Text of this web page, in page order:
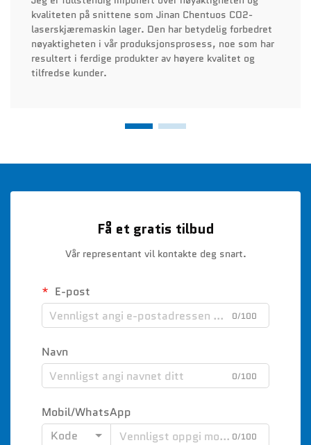
kvaliteten på snittene som Jinan Chentuos CO2-
laserskjæremaskin lager. Den har betydelig forbedret
nøyaktigheten i vår produksjonsprosess, noe som har
resultert i ferdige produkter av høyere kvalitet og
tilfredse kunder.
Få et gratis tilbud
Vår representant vil kontakte deg snart.
E-post
0/100
Navn
0/100
Mobil/WhatsApp
Kode
0/100